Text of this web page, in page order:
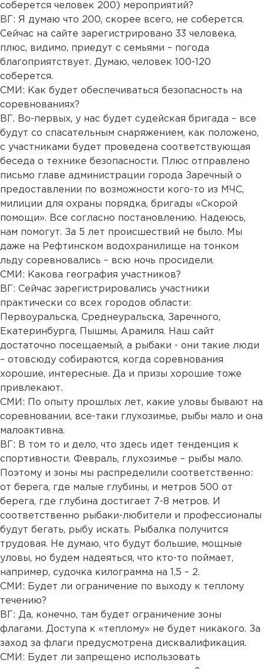
соберется человек 200) мероприятий?
ВГ: Я думаю что 200, скорее всего, не соберется.
Сейчас на сайте зарегистрировано 33 человека,
плюс, видимо, приедут с семьями – погода
благоприятствует. Думаю, человек 100-120
соберется.
СМИ: Как будет обеспечиваться безопасность на
соревнованиях?
ВГ. Во-первых, у нас будет судейская бригада – все
будут со спасательным снаряжением, как положено,
с участниками будет проведена соответствующая
беседа о технике безопасности. Плюс отправлено
письмо главе администрации города Заречный о
предоставлении по возможности кого-то из МЧС,
милиции для охраны порядка, бригады «Скорой
помощи». Все согласно постановлению. Надеюсь,
нам помогут. За 5 лет происшествий не было. Мы
даже на Рефтинском водохранилище на тонком
льду соревновались – всю ночь просидели.
СМИ: Какова география участников?
ВГ: Сейчас зарегистрировались участники
практически со всех городов области:
Первоуральска, Среднеуральска, Заречного,
Екатеринбурга, Пышмы, Арамиля. Наш сайт
достаточно посещаемый, а рыбаки - они такие люди
– отовсюду собираются, когда соревнования
хорошие, интересные. Да и призы хорошие тоже
привлекают.
СМИ: По опыту прошлых лет, какие уловы бывают на
соревновании, все-таки глухозимье, рыбы мало и она
малоактивна.
ВГ: В том то и дело, что здесь идет тенденция к
спортивности. Февраль, глухозимье – рыбы мало.
Поэтому и зоны мы распределили соответственно:
от берега, где малые глубины, и метров 500 от
берега, где глубина достигает 7-8 метров. И
соответственно рыбаки-любители и профессионалы
будут бегать, рыбу искать. Рыбалка получится
трудовая. Не думаю, что будут большие, мощные
уловы, но будем надеяться, что кто-то поймает,
например, судочка килограмма на 1,5 – 2.
СМИ: Будет ли ограничение по выходу к теплому
течению?
ВГ: Да, конечно, там будет ограничение зоны
флагами. Доступа к «теплому» не будет никакого. За
заход за флаги предусмотрена дисквалификация.
СМИ: Будет ли запрещено использовать